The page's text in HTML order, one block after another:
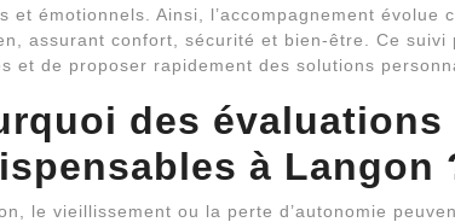
et émotionnels. Ainsi, l’accompagnement évolue
assurant confort, sécurité et bien-être. Ce suivi
et de proposer rapidement des solutions
des évaluations
à Langon
le vieillissement ou la perte d’autonomie